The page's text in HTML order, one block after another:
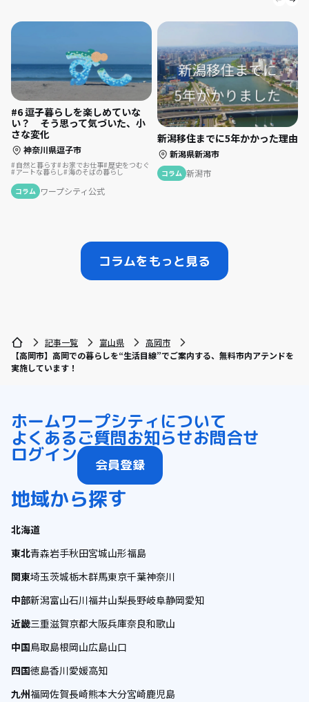
#6 逗子暮らしを楽しめていな
い？ そう思って気づいた、小
さな変化
神奈川県逗子市
自然と暮らす お家でお仕事 歴史をつむぐ
アートな暮らし 海のそばの暮らし
コラム ワープシティ公式
新潟移住までに5年かかった理由
新潟県新潟市
コラム 新潟市
コラムをもっと見る
記事一覧 富山県
高岡市
【高岡市】高岡での暮らしを“生活目線”でご案内する、無料市内アテンドを
実施しています！
ホームワープシティについて
よくあるご質問お知らせお問合せ
ログイン 会員登録
地域から探す
北海道
東北青森岩手秋田宮城山形福島
関東埼玉茨城栃木群馬東京千葉神奈川
中部新潟富山石川福井山梨長野岐阜静岡愛知
近畿三重滋賀京都大阪兵庫奈良和歌山
中国鳥取島根岡山広島山口
四国徳島香川愛媛高知
九州福岡佐賀長崎熊本大分宮崎鹿児島